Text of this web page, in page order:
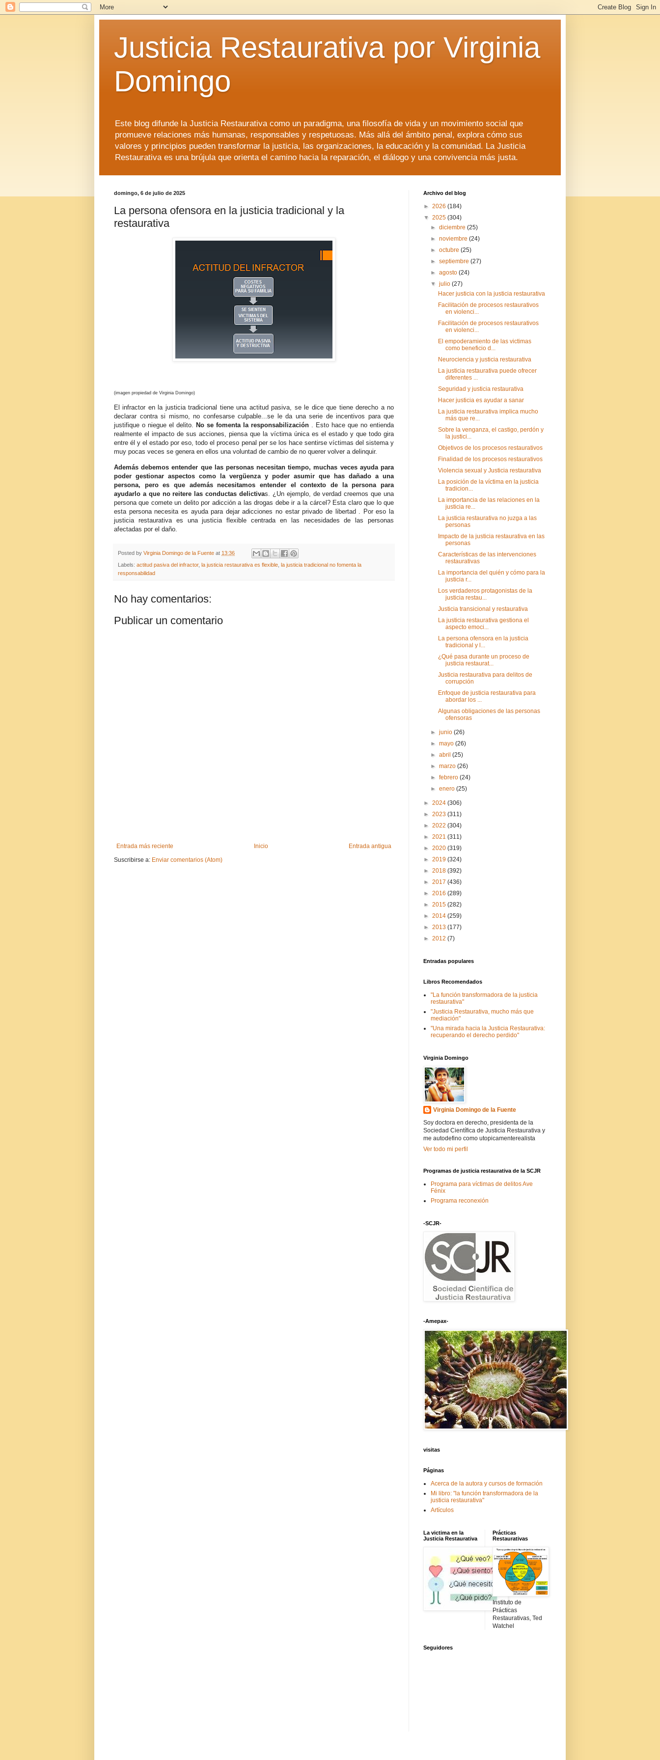
Justicia Restaurativa por Virginia
Domingo
Este blog difunde la Justicia Restaurativa como un paradigma, una filosofía de vida y un movimiento social que
promueve relaciones más humanas, responsables y respetuosas. Más allá del ámbito penal, explora cómo sus
valores y principios pueden transformar la justicia, las organizaciones, la educación y la comunidad. La Justicia
Restaurativa es una brújula que orienta el camino hacia la reparación, el diálogo y una convivencia más justa.
domingo, 6 de julio de 2025
La persona ofensora en la justicia tradicional y la
restaurativa
(imagen propiedad de Virginia Domingo)
El infractor en la justicia tradicional tiene una actitud pasiva, se le dice que tiene derecho a no
declarar contra si mismo, no confesarse culpable...se le da una serie de incentivos para que
justifique o niegue el delito. No se fomenta la responsabilización . Esto hace que no entienda
realmente el impacto de sus acciones, piensa que la víctima única es el estado y que todo gira
entre él y el estado por eso, todo el proceso penal per se los hace sentirse víctimas del sistema y
muy pocas veces se genera en ellos una voluntad de cambio de no querer volver a delinquir.
Además debemos entender que las personas necesitan tiempo, muchas veces ayuda para
poder gestionar aspectos como la vergüenza y poder asumir que has dañado a una
persona, pero es que además necesitamos entender el contexto de la persona para
ayudarlo a que no reitere las conductas delictivas. ¿Un ejemplo, de verdad creemos que una
persona que comete un delito por adicción a las drogas debe ir a la cárcel? Esta claro que lo que
esta persona necesita es ayuda para dejar adicciones no estar privado de libertad . Por eso la
justicia restaurativa es una justicia flexible centrada en las necesidades de las personas
afectadas por el daño.
Posted by Virginia Domingo de la Fuente at 13:36
Labels: actitud pasiva del infractor, la justicia restaurativa es flexible la justicia tradicional no fomenta la
responsabilidad
No hay comentarios:
Publicar un comentario
Entrada más reciente Entrada antigua
Inicio
Suscribirse a: Enviar comentarios (Atom)
Archivo del blog
► 2026 (184)
▼ 2025 (304)
►diciembre(25)
►noviembre(24)
►octubre(25)
►septiembre(27)
►agosto(24)
▼julio(27)
Hacer justicia con la justicia restaurativa
Facilitación de procesos restaurativos
en violenci...
Facilitación de procesos restaurativos
en violenci...
El empoderamiento de las victimas
como beneficio d...
Neurociencia y justicia restaurativa
La justicia restaurativa puede ofrecer
diferentes ...
Seguridad y justicia restaurativa
Hacer justicia es ayudar a sanar
La justicia restaurativa implica mucho
más que re...
Sobre la venganza, el castigo, perdón y
la justici...
Objetivos de los procesos restaurativos
Finalidad de los procesos restaurativos
Violencia sexual y Justicia restaurativa
La posición de la víctima en la justicia
tradicion...
La importancia de las relaciones en la
justicia re...
La justicia restaurativa no juzga a las
personas
Impacto de la justicia restaurativa en las
personas
Características de las intervenciones
restaurativas
La importancia del quién y cómo para la
justicia r...
Los verdaderos protagonistas de la
justicia restau...
Justicia transicional y restaurativa
La justicia restaurativa gestiona el
aspecto emoci...
La persona ofensora en la justicia
tradicional y l...
¿Qué pasa durante un proceso de
justicia restaurat...
Justicia restaurativa para delitos de
corrupción
Enfoque de justicia restaurativa para
abordar los ...
Algunas obligaciones de las personas
ofensoras
►junio(26)
►mayo(26)
►abril(25)
►marzo(26)
►febrero(24)
►enero(25)
► 2024 (306)
► 2023 (311)
► 2022 (304)
► 2021 (311)
► 2020 (319)
► 2019 (324)
► 2018 (392)
► 2017 (436)
► 2016 (289)
► 2015 (282)
► 2014 (259)
► 2013 (177)
► 2012 (7)
Entradas populares
Libros Recomendados
"La función transformadora de la justicia
restaurativa"
"Justicia Restaurativa, mucho más que
mediación"
"Una mirada hacia la Justicia Restaurativa:
recuperando el derecho perdido"
Virginia Domingo
Virginia Domingo de la Fuente
Soy doctora en derecho, presidenta de la
Sociedad Científica de Justicia Restaurativa y
me autodefino como utopicamenterealista
Ver todo mi perfil
Programas de justicia restaurativa de la SCJR
Programa para víctimas de delitos Ave
Fénix
Programa reconexión
-SCJR-
-Amepax-
visitas
Páginas
Acerca de la autora y cursos de formación
Mi libro: "la función transformadora de la
justicia restaurativa"
Artículos
La victima en la
Justicia Restaurativa
Prácticas
Restaurativas
Instituto de
Prácticas
Restaurativas, Ted
Watchel
Seguidores